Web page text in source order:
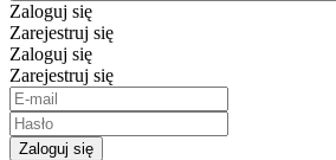
Zaloguj się
Zarejestruj się
Zaloguj się
Zarejestruj się
Zaloguj się